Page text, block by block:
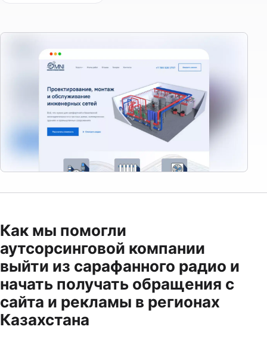
Как мы помогли
аутсорсинговой компании
выйти из сарафанного радио и
начать получать обращения с
сайта и рекламы в регионах
Казахстана